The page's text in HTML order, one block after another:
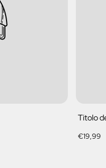
Titolo
Prezzo
€19,99